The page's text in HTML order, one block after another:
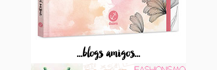
...blogs amigos...